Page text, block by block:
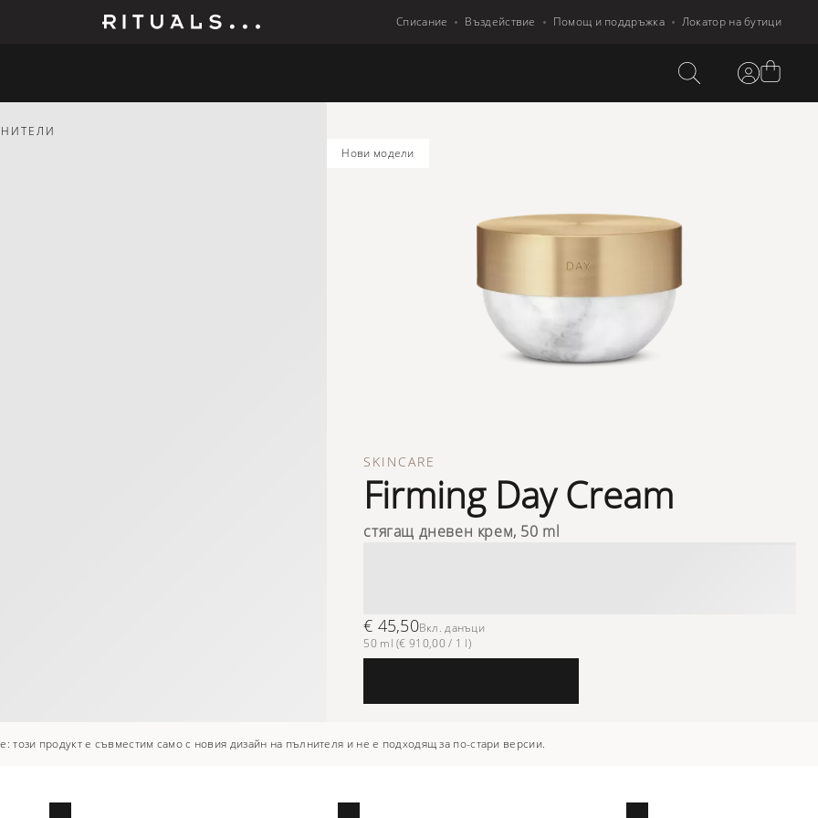
Списание Въздействие Помощ и поддръжка Локатор на бутици
нови модели
SKINCARE
Firming Day Cream
стягащ дневен крем, 50 ml
€ 45,50Вкл. данъци
50 ml (€ 910,00 / 1 l)
този продукт е съвместим само с новия дизайн на пълнителя и не е подходящ за по-стари версии.